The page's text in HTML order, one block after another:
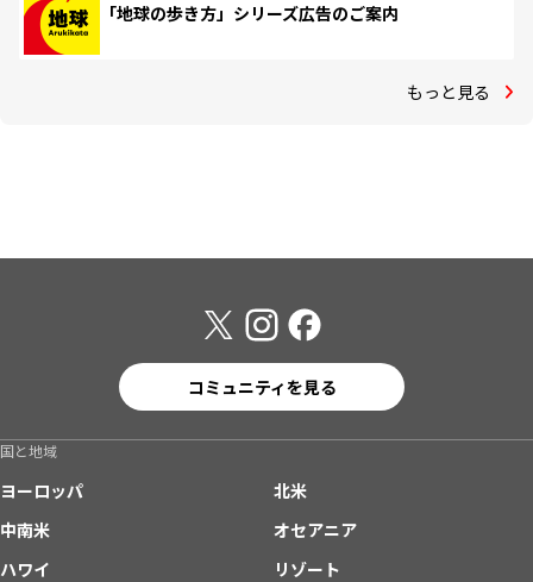
「地球の歩き方」シリーズ広告のご案内
もっと見る
コミュニティを見る
国と地域
ヨーロッパ
北米
中南米
オセアニア
ハワイ
リゾート